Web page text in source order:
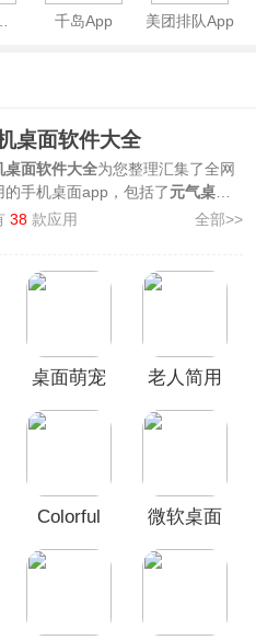
千岛App 美团排队App
桌面软件大全
桌面软件大全为您整理汇集了全网
的手机桌面app，包括了元气桌面
、微软桌面、壁纸多多
等。它们可
海量的桌面壁纸选择，自定义您的
38 款应用 全部>>
桌面萌宠
老人简用
Colorful
虹组件
微软桌面
Launcher)